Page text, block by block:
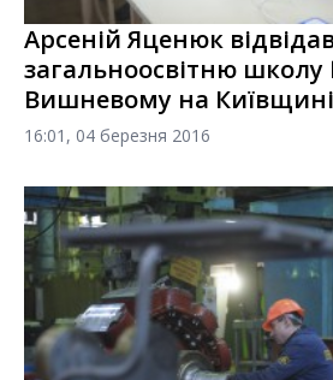
Арсеній Яценюк
загальноосвітню
Вишневому на Київщині
16:01, 04 березня 2016